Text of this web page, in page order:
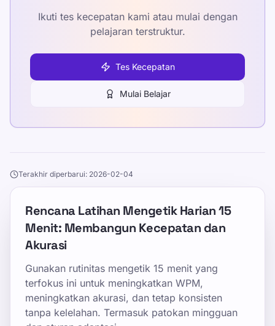
Ikuti tes kecepatan kami atau mulai dengan
pelajaran terstruktur.
Tes Kecepatan
Mulai Belajar
Terakhir diperbarui: 2026-02-04
Rencana Latihan Mengetik Harian 15
Menit: Membangun Kecepatan dan
Akurasi
Gunakan rutinitas mengetik 15 menit yang
terfokus ini untuk meningkatkan WPM,
meningkatkan akurasi, dan tetap konsisten
tanpa kelelahan. Termasuk patokan mingguan